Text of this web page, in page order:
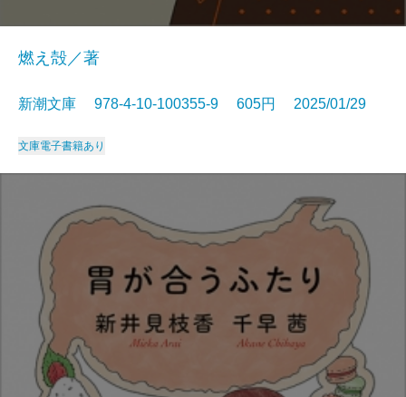
燃え殻／著
新潮文庫 978-4-10-100355-9 605円 2025/01/29
文庫電子書籍あり